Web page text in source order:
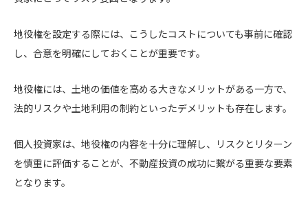
地役権を設定する際には、こうしたコストについても事前に確認
し、合意を明確にしておくことが重要です。
地役権には、土地の価値を高める大きなメリットがある一方で、
法的リスクや土地利用の制約といったデメリットも存在します。
個人投資家は、地役権の内容を十分に理解し、リスクとリターン
を慎重に評価することが、不動産投資の成功に繋がる重要な要素
となります。